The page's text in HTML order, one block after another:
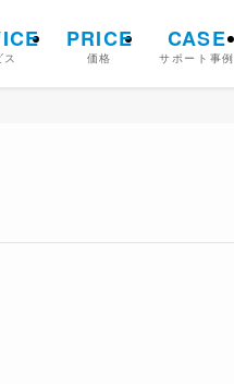
ス
PRICE
価格
CASE
サポート事例